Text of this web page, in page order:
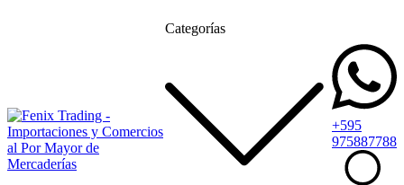
Categorías
+595
975887788